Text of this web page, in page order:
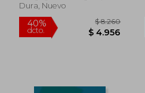
Dura, Nuevo